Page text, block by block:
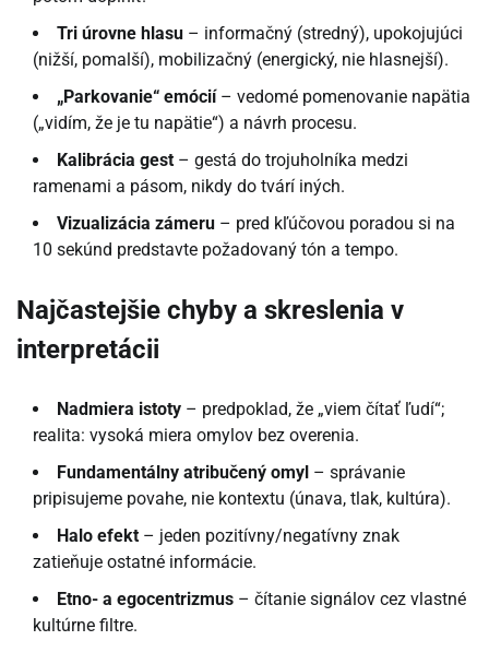
Tri úrovne hlasu – informačný (stredný), upokojujúci
(nižší, pomalší), mobilizačný (energický, nie hlasnejší).
„Parkovanie“ emócií– vedomé pomenovanie napätia
(„vidím, že je tu napätie“) a návrh procesu.
Kalibrácia gest – gestá do trojuholníka medzi
ramenami a pásom, nikdy do tvárí iných.
Vizualizácia zámeru – pred kľúčovou poradou si na
10 sekúnd predstavte požadovaný tón a tempo.
Najčastejšie chyby a skreslenia v
interpretácii
Nadmiera istoty – predpoklad, že „viem čítať ľudí“;
realita: vysoká miera omylov bez overenia.
Fundamentálny atribučený omyl – správanie
pripisujeme povahe, nie kontextu (únava, tlak, kultúra).
Halo efekt – jeden pozitívny/negatívny znak
zatieňuje ostatné informácie.
Etno- a egocentrizmus – čítanie signálov cez vlastné
kultúrne filtre.